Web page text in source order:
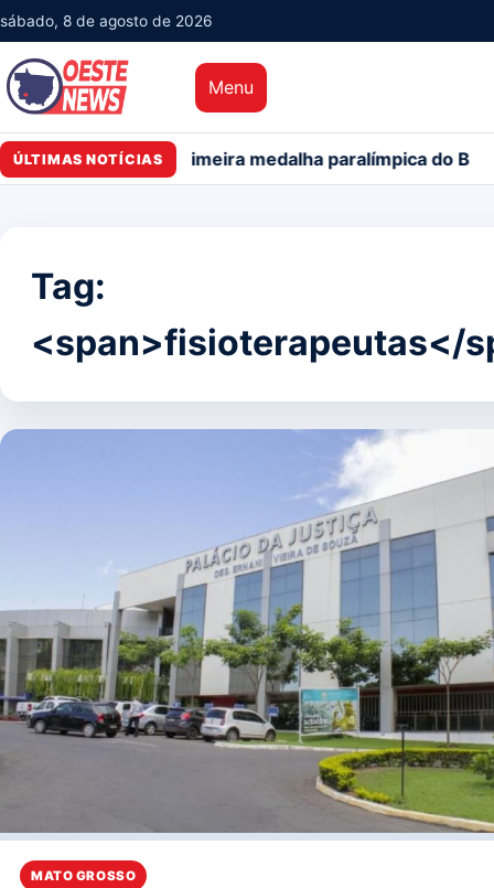
sábado, 8 de agosto de 2026
Menu
ÚLTIMAS NOTÍCIAS
paralímpica do Brasil PMs detêm motorista de
Tag:
<span>fisioterapeutas</
MATO GROSSO